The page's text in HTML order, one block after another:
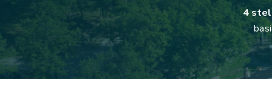
4